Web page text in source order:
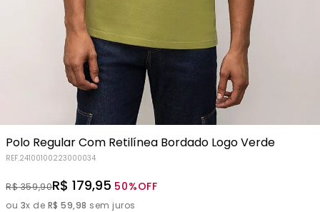
Polo Regular Com Retilínea Bordado Logo Verde
REF.24100100223000034
R$ 359,90R$ 179,95 50%OFF
ou 3x de R$ 59,98 sem juros